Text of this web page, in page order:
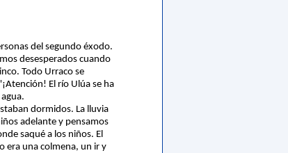
del segundo éxodo.
desesperados cuando
Todo Urraco se
El río Ulúa se ha
dormidos. La lluvia
adelante y pensamos
saqué a los niños. El
era una colmena, un ir y